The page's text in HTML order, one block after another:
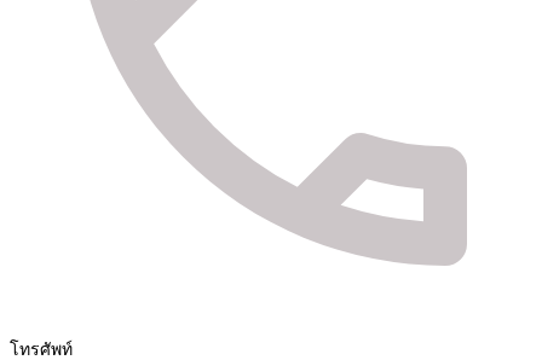
โทรศัพท์